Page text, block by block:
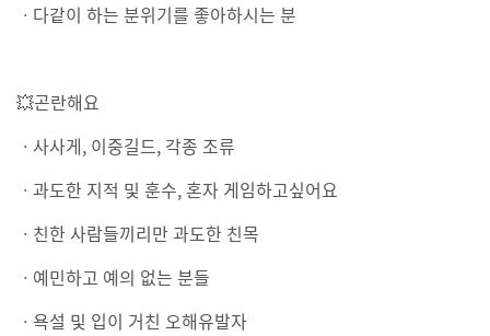
ㆍ다같이 하는 분위기를 좋아하시는 분
💥곤란해요
ㆍ사사게, 이중길드, 각종 조류
ㆍ과도한 지적 및 훈수, 혼자 게임하고싶어요
ㆍ친한 사람들끼리만 과도한 친목
ㆍ예민하고 예의 없는 분들
ㆍ욕설 및 입이 거친 오해유발자